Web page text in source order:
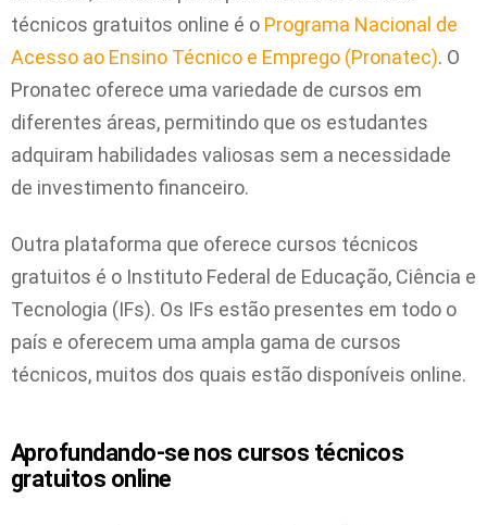
técnicos gratuitos online é o Programa Nacional de
Acesso ao Ensino Técnico e Emprego (Pronatec). O
Pronatec oferece uma variedade de cursos em
diferentes áreas, permitindo que os estudantes
adquiram habilidades valiosas sem a necessidade
de investimento financeiro.
Outra plataforma que oferece cursos técnicos
gratuitos é o Instituto Federal de Educação, Ciência e
Tecnologia (IFs). Os IFs estão presentes em todo o
país e oferecem uma ampla gama de cursos
técnicos, muitos dos quais estão disponíveis online.
Aprofundando-se nos cursos técnicos
gratuitos online